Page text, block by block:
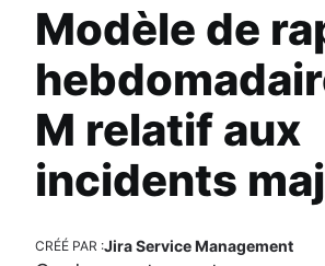
Modèle de
M relatif aux
incidents
CRÉÉ PAR :Jira Service Management